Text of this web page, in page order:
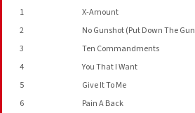
1 X-Amount
2
No Gunshot (Put Down The
3
Ten Commandments
4
You That I Want
5
Give It To Me
6
Pain A Back